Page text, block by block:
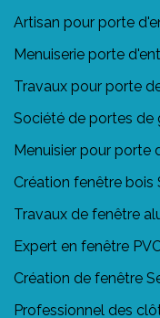
Artisan pour porte
Menuiserie porte
Travaux pour porte
Société de portes de
Menuisier pour porte
Création fenêtre bois
Travaux de fenêtre
Expert en fenêtre
Création de fenêtre
Professionnel des